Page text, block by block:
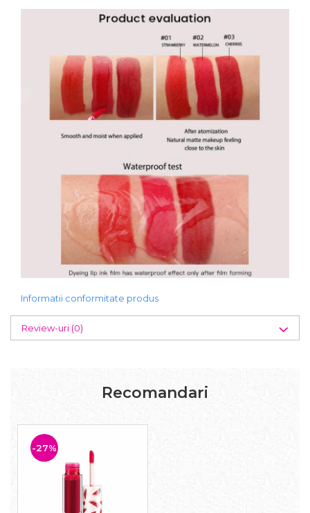
Informatii conformitate produs
Review-uri (0)
Recomandari
-27%